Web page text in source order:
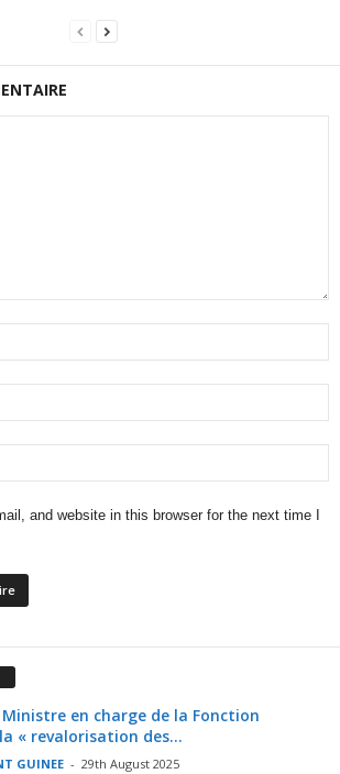
and website in this browser for the next time I
Ministre en charge de la Fonction
« revalorisation des...
GUINEE - 29th August 2025